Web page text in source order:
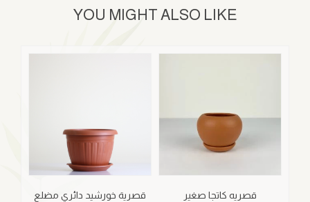
YOU MIGHT ALSO LIKE
قصرية خورشيد دائري مضلع قصريه كاتجا صغير